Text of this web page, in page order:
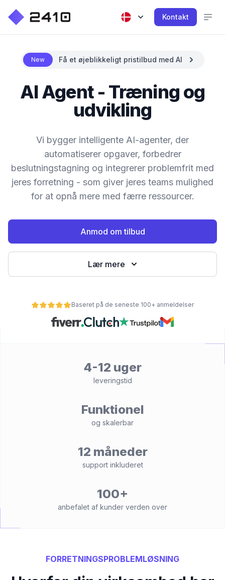
Kontakt
New Få et øjeblikkeligt pristilbud med AI
AI Agent - Træning og
udvikling
Vi bygger intelligente AI-agenter, der
automatiserer opgaver, forbedrer
beslutningstagning og integrerer problemfrit med
jeres forretning - som giver jeres teams mulighed
for at opnå mere med færre ressourcer.
Anmod om tilbud
Lær mere
Baseret på de seneste 100+ anmeldelser
4-12 uger
leveringstid
Funktionel
og skalerbar
12 måneder
support inkluderet
100+
anbefalet af kunder verden over
FORRETNINGSPROBLEMLØSNING